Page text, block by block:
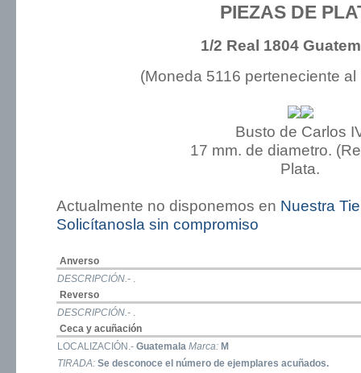
PIEZAS DE
1/2 Real 1804
(Moneda 5116 perteneciente al
Busto de Carlos
17 mm. de diametro.
Plata.
Actualmente no disponemos en Nuestra
Solicítanosla sin compromiso
Anverso
DESCRIPCIÓN.- .
Reverso
DESCRIPCIÓN.- .
Ceca y acuñación
LOCALIZACIÓN.- Guatemala Marca: M
TIRADA: Se desconoce el número de ejemplares acuñados.